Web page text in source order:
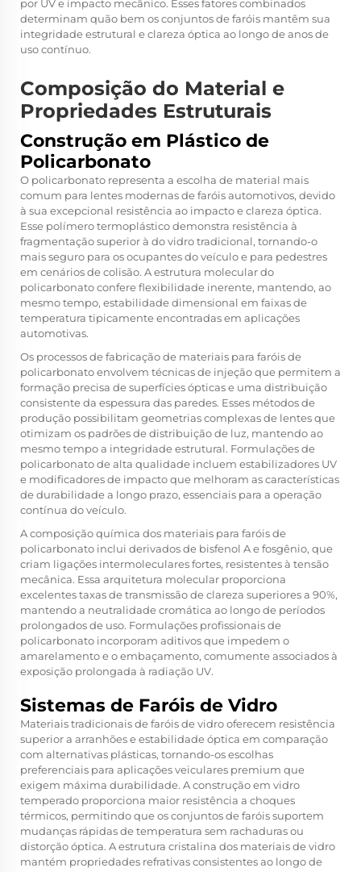
por UV e impacto mecânico. Esses fatores combinados
determinam quão bem os conjuntos de faróis mantêm sua
integridade estrutural e clareza óptica ao longo de anos de
uso contínuo.
Composição do Material e
Propriedades Estruturais
Construção em Plástico de
Policarbonato
O policarbonato representa a escolha de material mais
comum para lentes modernas de faróis automotivos, devido
à sua excepcional resistência ao impacto e clareza óptica.
Esse polímero termoplástico demonstra resistência à
fragmentação superior à do vidro tradicional, tornando-o
mais seguro para os ocupantes do veículo e para pedestres
em cenários de colisão. A estrutura molecular do
policarbonato confere flexibilidade inerente, mantendo, ao
mesmo tempo, estabilidade dimensional em faixas de
temperatura tipicamente encontradas em aplicações
automotivas.
Os processos de fabricação de materiais para faróis de
policarbonato envolvem técnicas de injeção que permitem a
formação precisa de superfícies ópticas e uma distribuição
consistente da espessura das paredes. Esses métodos de
produção possibilitam geometrias complexas de lentes que
otimizam os padrões de distribuição de luz, mantendo ao
mesmo tempo a integridade estrutural. Formulações de
policarbonato de alta qualidade incluem estabilizadores UV
e modificadores de impacto que melhoram as características
de durabilidade a longo prazo, essenciais para a operação
contínua do veículo.
A composição química dos materiais para faróis de
policarbonato inclui derivados de bisfenol A e fosgênio, que
criam ligações intermoleculares fortes, resistentes à tensão
mecânica. Essa arquitetura molecular proporciona
excelentes taxas de transmissão de clareza superiores a 90%,
mantendo a neutralidade cromática ao longo de períodos
prolongados de uso. Formulações profissionais de
policarbonato incorporam aditivos que impedem o
amarelamento e o embaçamento, comumente associados à
exposição prolongada à radiação UV.
Sistemas de Faróis de Vidro
Materiais tradicionais de faróis de vidro oferecem resistência
superior a arranhões e estabilidade óptica em comparação
com alternativas plásticas, tornando-os escolhas
preferenciais para aplicações veiculares premium que
exigem máxima durabilidade. A construção em vidro
temperado proporciona maior resistência a choques
térmicos, permitindo que os conjuntos de faróis suportem
mudanças rápidas de temperatura sem rachaduras ou
distorção óptica. A estrutura cristalina dos materiais de vidro
mantém propriedades refrativas consistentes ao longo de